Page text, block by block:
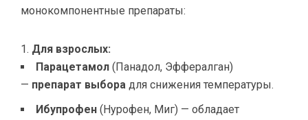
монокомпонентные препараты:
Для взрослых:
Парацетамол (Панадол, Эффералган)
— препарат выбора для снижения температуры.
Ибупрофен (Нурофен, Миг) — обладает